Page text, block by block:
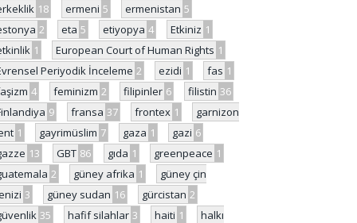
18 ermeni 5 ermenistan 5
2 eta 5 etiyopya 4 Etkiniz 1
1 European Court of Human Rights 1
Periyodik İnceleme 2 ezidi 1 fas 1
4 feminizm 2 filipinler 6 filistin 36
9 fransa 37 frontex 1
garnizon
1 gayrimüslim 7 gaza 1 gazi 6
13 GBT 86 gıda 1 greenpeace 1
2 güney afrika 1
güney çin
3 güney sudan 16 gürcistan 2
35 hafif silahlar 3 haiti 1
halkı